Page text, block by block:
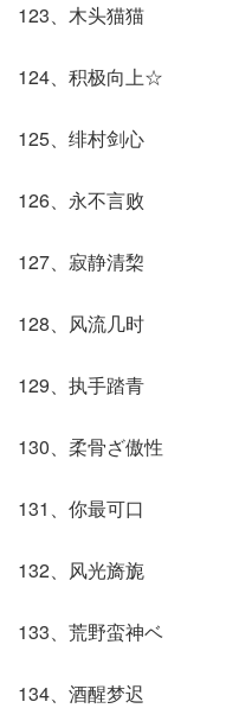
123、木头猫猫
124、积极向上☆
125、绯村剑心
126、永不言败
127、寂静清棃
128、风流几时
129、执手踏青
130、柔骨ざ傲性
131、你最可口
132、风光旖旎
133、荒野蛮神ベ
134、酒醒梦迟